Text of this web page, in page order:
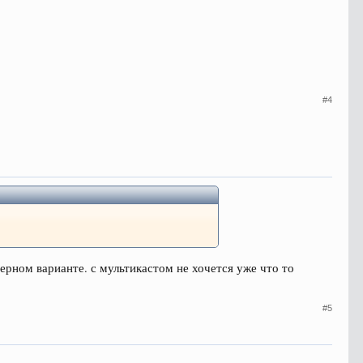
#4
варианте. с мультикастом не хочется уже что то
#5